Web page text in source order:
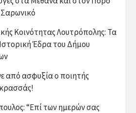
Κοινότητας Λουτρόπολης: Τα
Έδρα του Δήμου
από ασφυξία ο ποιητής
“Επί των ημερών σας